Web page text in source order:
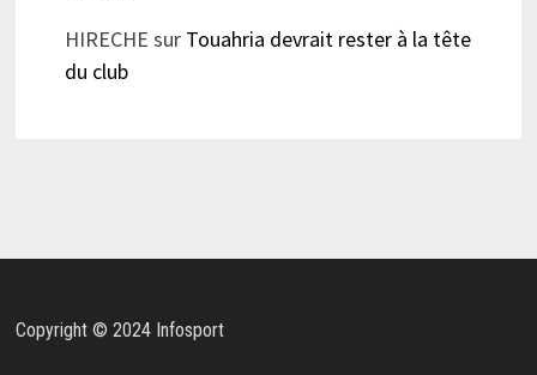
HIRECHE sur Touahria devrait rester à la tête
du club
Copyright © 2024 Infosport